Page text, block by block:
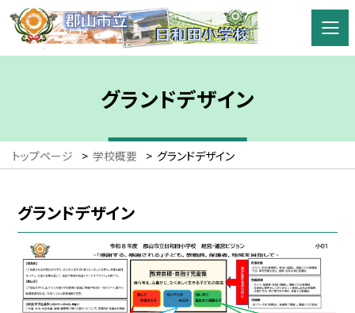
グランドデザイン
トップページ > 学校概要 > グランドデザイン
グランドデザイン